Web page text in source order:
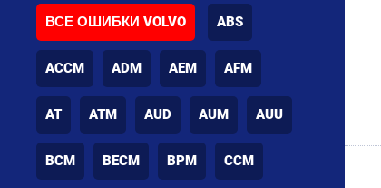
ВСЕ ОШИБКИ VOLVO ABS
ACCM ADM AEM AFM
AT ATM AUD AUM AUU
BCM BECM BPM CCM